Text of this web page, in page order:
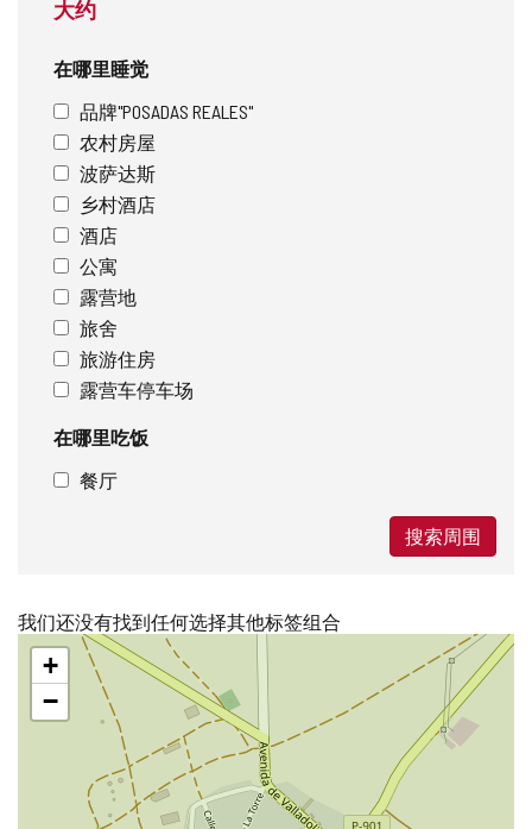
大约
在哪里睡觉
品牌"POSADAS REALES"
农村房屋
波萨达斯
乡村酒店
酒店
公寓
露营地
旅舍
旅游住房
露营车停车场
在哪里吃饭
餐厅
搜索周围
我们还没有找到任何选择其他标签组合
跳
地
图
+
−